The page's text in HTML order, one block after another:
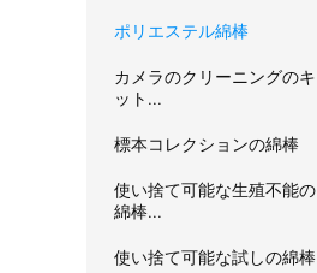
ポリエステル綿棒
カメラのクリーニングのキ
ット...
標本コレクションの綿棒
使い捨て可能な生殖不能の
綿棒...
使い捨て可能な試しの綿棒